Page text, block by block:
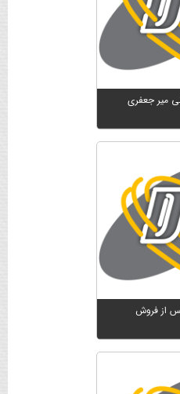
میر جعفری
از فروش